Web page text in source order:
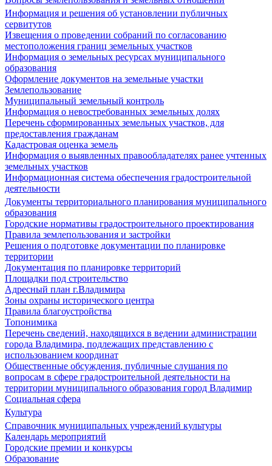
Информация и решения об установлении публичных
сервитутов
Извещения о проведении собраний по согласованию
местоположения границ земельных участков
Информация о земельных ресурсах муниципального
образования
Оформление документов на земельные участки
Землепользование
Муниципальный земельный контроль
Информация о невостребованных земельных долях
Перечень сформированных земельных участков, для
предоставления гражданам
Кадастровая оценка земель
Информация о выявленных правообладателях ранее учтенных
земельных участков
Информационная система обеспечения градостроительной
деятельности
Документы территориального планирования муниципального
образования
Городские нормативы градостроительного проектирования
Правила землепользования и застройки
Решения о подготовке документации по планировке
территории
Документация по планировке территорий
Площадки под строительство
Адресный план г.Владимира
Зоны охраны исторического центра
Правила благоустройства
Топонимика
Перечень сведений, находящихся в ведении администрации
города Владимира, подлежащих представлению с
использованием координат
Общественные обсуждения, публичные слушания по
вопросам в сфере градостроительной деятельности на
территории муниципального образования город Владимир
Социальная сфера
Культура
Справочник муниципальных учреждений культуры
Календарь мероприятий
Городские премии и конкурсы
Образование